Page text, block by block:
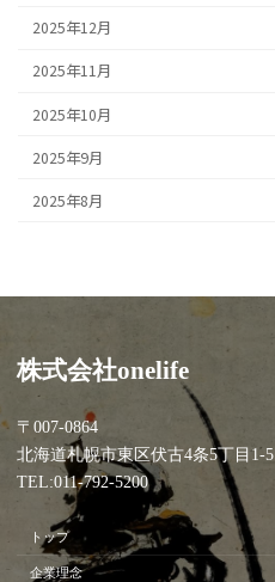
2025年12月
2025年11月
2025年10月
2025年9月
2025年8月
株式会社onelife
〒007-0864
北海道札幌市東区伏古4条5丁目1-5
TEL:011-792-5200
トップ
企業理念